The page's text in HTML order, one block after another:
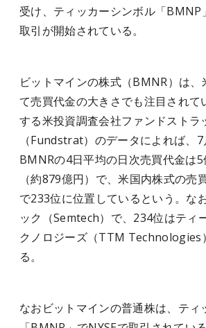
受け、ティッカーシンボル「BMNP
取引が開始されている。
ビットマインの株式（BMNR）は、
て売買代金の大きさでも注目されて
する米投資調査会社ファンドストラ
（Fundstrat）のデータによれば、
BMNRの4日平均の日次売買代金は
（約879億円）で、米国内株式の売
で233位に位置しているという。な
ック（Semtech）で、234位はティ
クノロジーズ（TTM Technologies
る。
なおビットマインの普通株は、ティ